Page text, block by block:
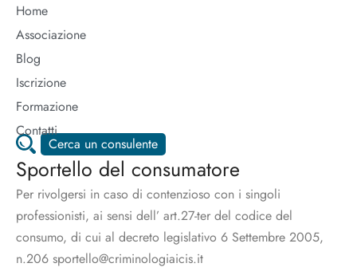
Home
Associazione
Blog
Iscrizione
Formazione
Contatti
Cerca un consulente
Sportello del consumatore
Per rivolgersi in caso di contenzioso con i singoli
professionisti, ai sensi dell’ art.27-ter del codice del
consumo, di cui al decreto legislativo 6 Settembre 2005,
n.206 sportello@criminologiaicis.it